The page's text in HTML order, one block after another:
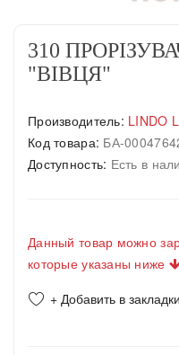
310
"ВІВЦЯ"
Производитель: LINDO
Код товара: БА-
Доступность: Есть в
Данный товар можно
которые указаны ниже
+ Добавить в закладки